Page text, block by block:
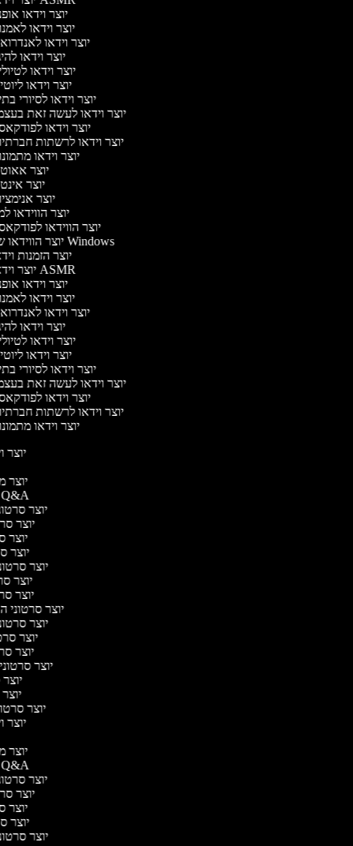
יוצר וידאו
יוצר וידאו
יוצר וידאו
יוצר וידאו
יוצר וידאו
יוצר וידאו
יוצר וידאו לסיורי
יוצר וידאו לעשה זאת
יוצר וידאו
יוצר וידאו לרשתות
יוצר וידאו
יוצר
יוצר
יוצר
יוצר הווידאו
יוצר הווידאו
יוצר הווידאו של Windows
יוצר הזמנות
יוצר וידאו ASMR
יוצר וידאו
יוצר וידאו
יוצר וידאו
יוצר וידאו
יוצר וידאו
יוצר וידאו
יוצר וידאו לסיורי
יוצר וידאו לעשה זאת
יוצר וידאו
יוצר וידאו לרשתות
יוצר וידאו
יוצר
יוצר
יוצר סרטוני Q&A
יוצר
יוצר
יוצר
יוצר
יוצר
יוצר
יוצר
יוצר סרטוני
יוצר
יוצר
יוצר
יוצר
יוצר
יוצר
יוצר
יוצר
יוצר סרטוני Q&A
יוצר
יוצר
יוצר
יוצר
יוצר